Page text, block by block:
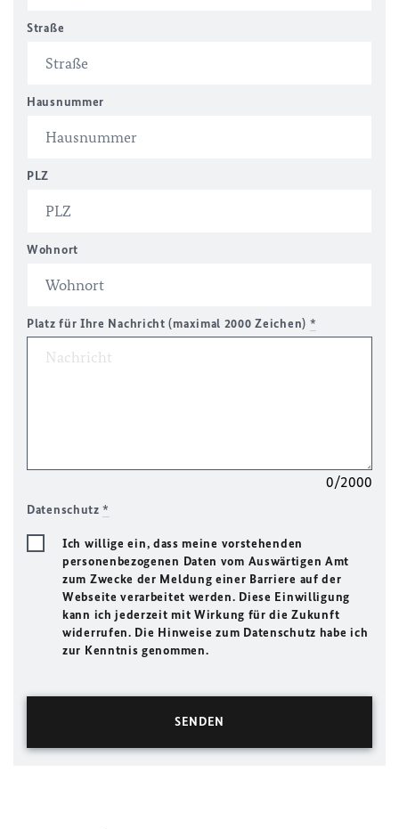
Straße
Hausnummer
PLZ
Wohnort
Platz für Ihre Nachricht (maximal 2000 Zeichen) *
0/2000
Datenschutz*
Ich willige ein, dass meine vorstehenden
personenbezogenen Daten vom Auswärtigen Amt
zum Zwecke der Meldung einer Barriere auf der
Webseite verarbeitet werden. Diese Einwilligung
kann ich jederzeit mit Wirkung für die Zukunft
widerrufen. Die Hinweise zum Datenschutz habe ich
zur Kenntnis genommen.